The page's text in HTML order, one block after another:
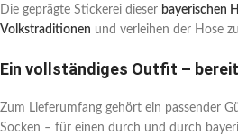
Die geprägte Stickerei dieser bayerischen
Volkstraditionen und verleihen der Hose
Ein vollständiges Outfit –
Zum Lieferumfang gehört ein passender
Socken – für einen durch und durch